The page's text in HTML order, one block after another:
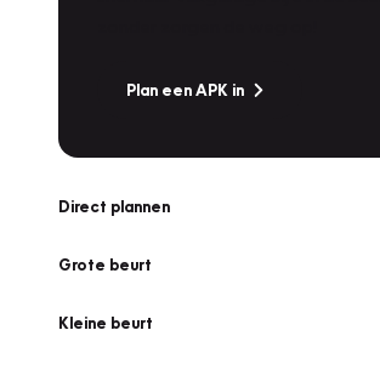
Plan een APK in
Direct plannen
Grote beurt
Kleine beurt